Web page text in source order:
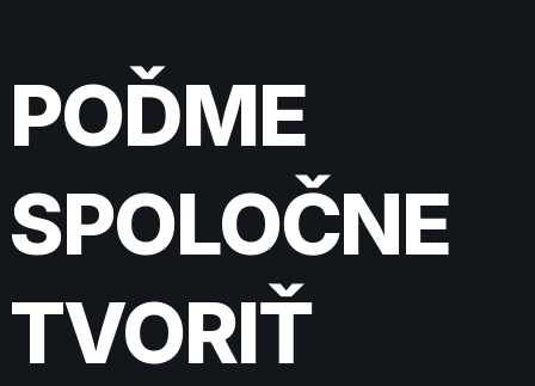
POĎME
SPOLOČNE
TVORIŤ